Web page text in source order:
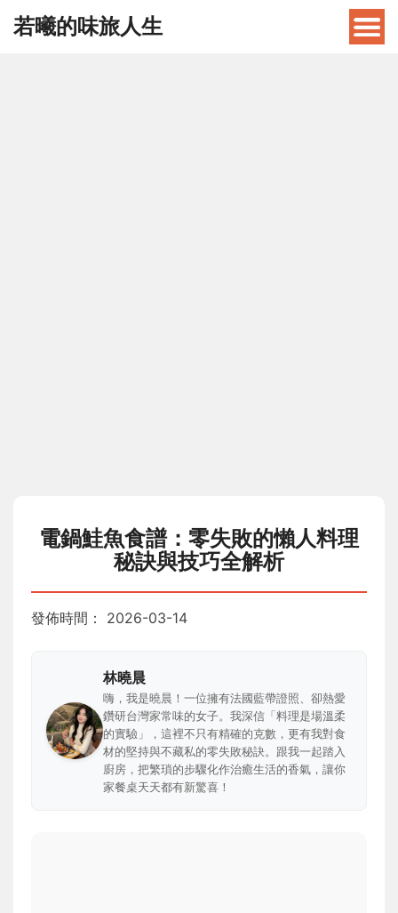
若曦的味旅人生
電鍋鮭魚食譜：零失敗的懶人料理
秘訣與技巧全解析
發佈時間： 2026-03-14
林曉晨
嗨，我是曉晨！一位擁有法國藍帶證照、卻熱愛
鑽研台灣家常味的女子。我深信「料理是場溫柔
的實驗」，這裡不只有精確的克數，更有我對食
材的堅持與不藏私的零失敗秘訣。跟我一起踏入
廚房，把繁瑣的步驟化作治癒生活的香氣，讓你
家餐桌天天都有新驚喜！